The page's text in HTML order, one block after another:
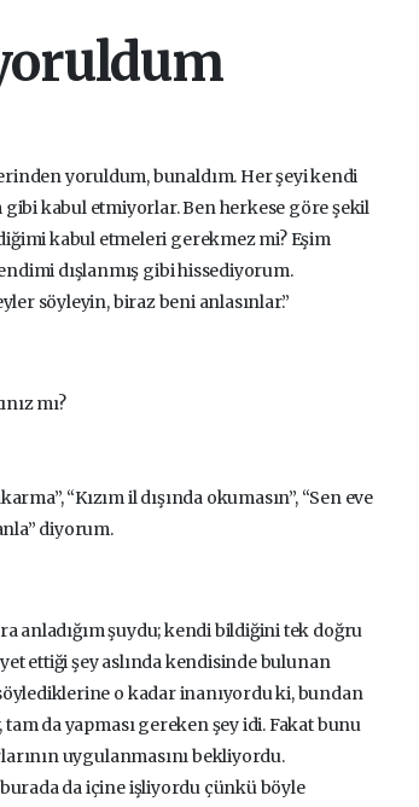
yoruldum, bunaldım. Her şeyi kendi
kabul etmiyorlar. Ben herkese göre şekil
kabul etmeleri gerekmez mi? Eşim
dışlanmış gibi hissediyorum.
söyleyin, biraz beni anlasınlar.”
mı?
“Kızım il dışında okumasın”, “Sen eve
diyorum.
anladığım şuydu; kendi bildiğini tek doğru
ettiği şey aslında kendisinde bulunan
o kadar inanıyordu ki, bundan
da yapması gereken şey idi. Fakat bunu
uygulanmasını bekliyordu.
burada da içine işliyordu çünkü böyle